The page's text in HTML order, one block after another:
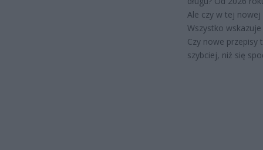
Ale czy w tej
Wszystko
Czy nowe przepisy
szybciej, niż się